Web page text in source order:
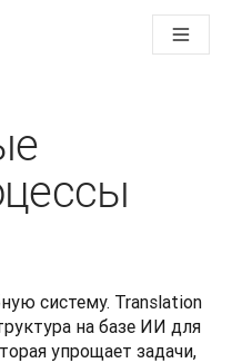
рабочие процессы на
к языковому ИИ в
оценки качества
платформы
demo with DeepL
систему. Translation
на базе ИИ для
упрощает задачи,